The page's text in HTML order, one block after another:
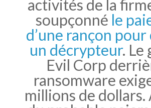
activités de la
soupçonné le
d’une rançon
un décrypteur. Le
Evil Corp
ransomware
millions de dollars.